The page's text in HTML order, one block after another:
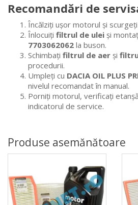
Recomandări de
Încălziți ușor motorul și
Înlocuiți filtrul de ulei și
7703062062 la buson.
Schimbați filtrul de aer și
procedurii.
Umpleți cu DACIA OIL PLUS
nivelul recomandat în manual.
Porniți motorul, verificați
indicatorul de service.
Produse asemănătoare